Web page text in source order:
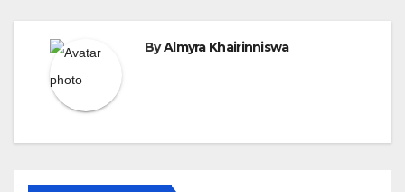
ByAlmyra Khairinniswa